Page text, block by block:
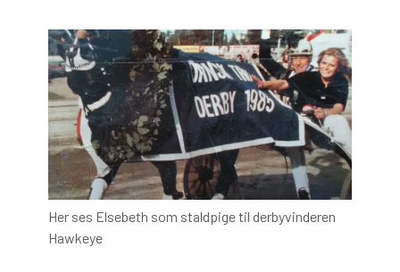
Her ses Elsebeth som staldpige til derbyvinderen
Hawkeye